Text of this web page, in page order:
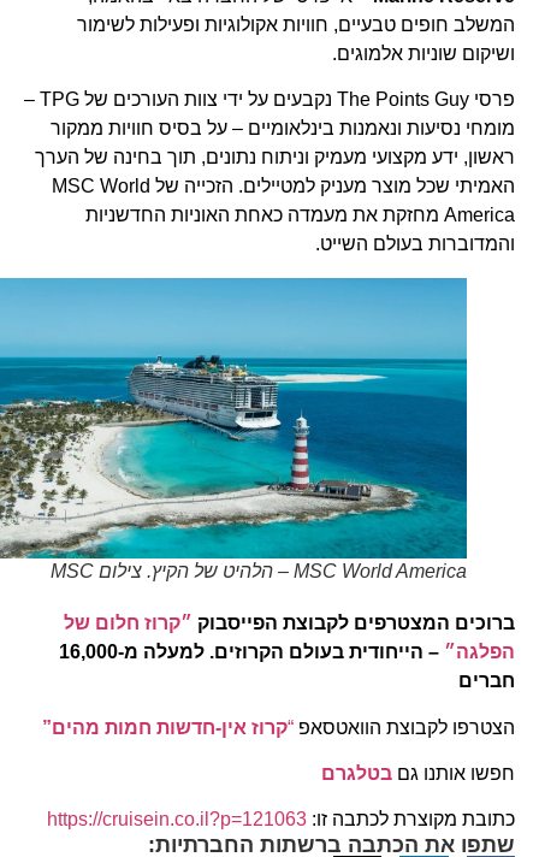
המשלב חופים טבעיים, חוויות אקולוגיות ופעילות לשימור
ושיקום שוניות אלמוגים.
פרסי The Points Guy נקבעים על ידי צוות העורכים של TPG –
מומחי נסיעות ונאמנות בינלאומיים – על בסיס חוויות ממקור
ראשון, ידע מקצועי מעמיק וניתוח נתונים, תוך בחינה של הערך
האמיתי שכל מוצר מעניק למטיילים. הזכייה של MSC World
America מחזקת את מעמדה כאחת האוניות החדשניות
והמדוברות בעולם השייט.
MSC World America – הלהיט של הקיץ. צילום MSC
ברוכים המצטרפים לקבוצת הפייסבוק״קרוז חלום של
הפלגה״
– הייחודית בעולם הקרוזים. למעלה מ-16,000
חברים
הצטרפו לקבוצת הוואטסאפ“קרוז אין-חדשות חמות מהים”
חפשו אותנו גםבטלגרם
כתובת מקוצרת לכתבה זו: https://cruisein.co.il?p=121063
שתפו את הכתבה ברשתות החברתיות: